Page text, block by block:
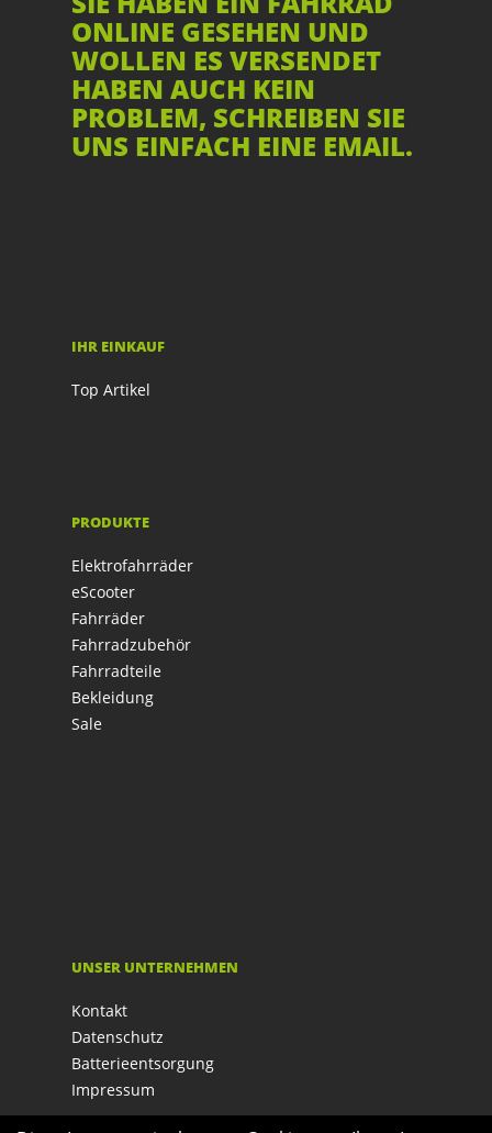
ONLINE GESEHEN UND
WOLLEN ES VERSENDET
HABEN AUCH KEIN
PROBLEM, SCHREIBEN SIE
UNS EINFACH EINE EMAIL.
IHR EINKAUF
Top Artikel
PRODUKTE
Elektrofahrräder
eScooter
Fahrräder
Fahrradzubehör
Fahrradteile
Bekleidung
Sale
UNSER UNTERNEHMEN
Kontakt
Datenschutz
Batterieentsorgung
Impressum